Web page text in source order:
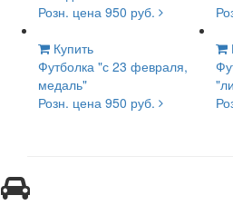
Розн. цена 950 руб.
Купить
Футболка "с 23 февраля,
медаль"
Розн. цена 950 руб.